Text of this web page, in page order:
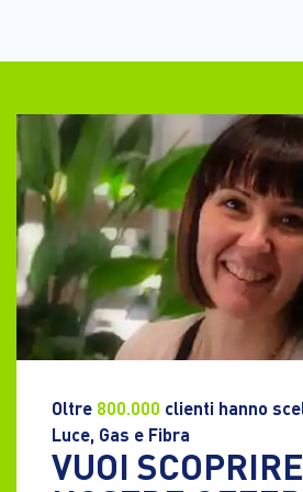
Oltre 800.000 clienti hanno
Luce, Gas e Fibra
VUOI